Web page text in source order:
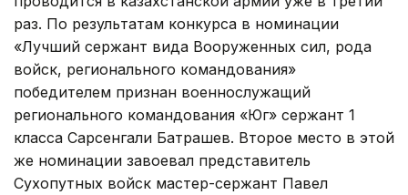
раз. По результатам конкурса в номинации
«Лучший сержант вида Вооруженных сил, рода
войск, регионального командования»
победителем признан военнослужащий
регионального командования «Юг» сержант 1
класса Сарсенгали Батрашев. Второе место в этой
же номинации завоевал представитель
Сухопутных войск мастер-сержант Павел